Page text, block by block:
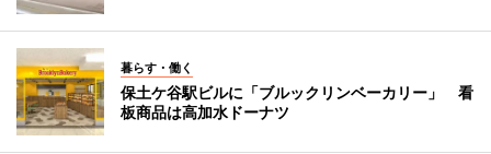
暮らす・働く
保土ケ谷駅ビルに「ブルックリンベーカリー」 看
板商品は高加水ドーナツ